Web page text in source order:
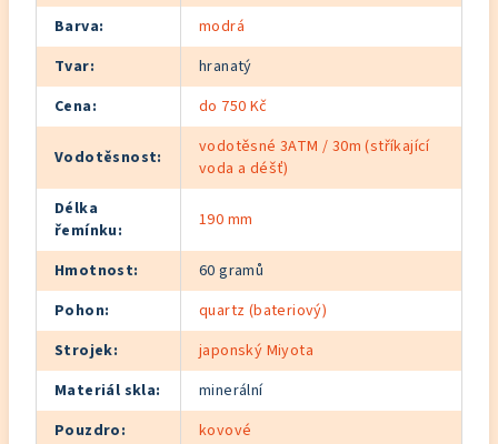
Barva:
modrá
Tvar:
hranatý
Cena: do 750 Kč
Vodotěsnost:
vodotěsné 3ATM / 30m (stříkající
voda a déšť)
Délka
řemínku: 190 mm
Hmotnost:
60 gramů
Pohon:
quartz (bateriový)
Strojek:
japonský Miyota
Materiál skla:
minerální
Pouzdro:
kovové